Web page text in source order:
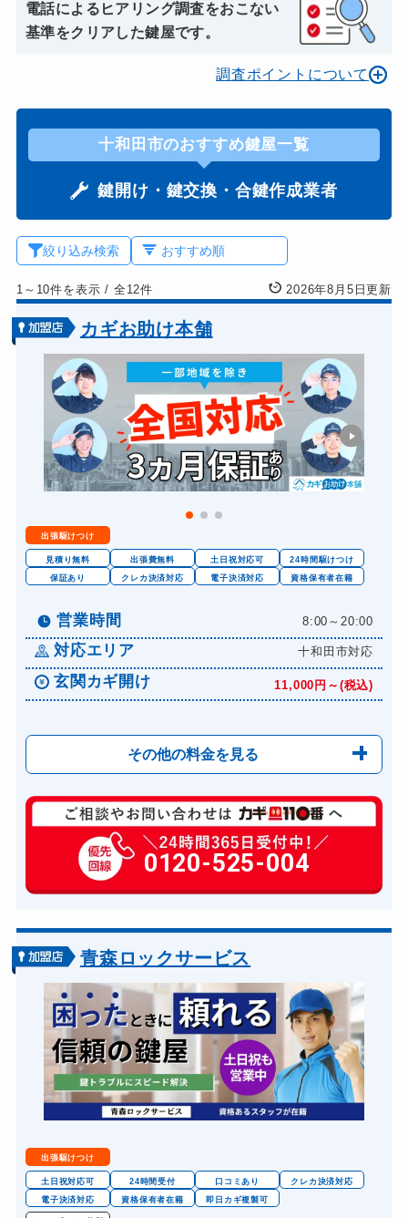
電話によるヒアリング調査をおこない
基準をクリアした鍵屋です。
調査ポイントについて
十和田市のおすすめ鍵屋一覧
鍵開け・鍵交換・合鍵作成業者
絞り込み検索
1～10件を表示/ 全12件 2026年8月5日更新
カギお助け本舗
出張駆けつけ
見積り無料 出張費無料 土日祝対応可
24時間駆けつけ
保証あり
クレカ決済対応 電子決済対応 資格保有者在籍
営業時間 8:00～20:00
対応エリア 十和田市対応
玄関カギ開け 11,000円～(税込)
その他の料金を見る
玄関カギ修理 6,600円～(税込)
玄関カギ作成 14,300円～(税込)
玄関カギ交換 14,300円～(税込)
バイクカギ開け
バイクカギ作成 16,500円～(税込)
スーツケースカギ開け 8,800円～(税込)
金庫カギ開け 14,300円～(税込)
金庫カギ交換 11,000円～(税込)
ロッカーカギ開け 8,800円～(税込)
ドアノブカギ開け
ドアノブカギ作成 8,800円～(税込)
ドアノブカギ交換
0120-525-004
青森ロックサービス
出張駆けつけ
土日祝対応可 24時間受付 口コミあり
クレカ決済対応
電子決済対応
資格保有者在籍 即日カギ複製可